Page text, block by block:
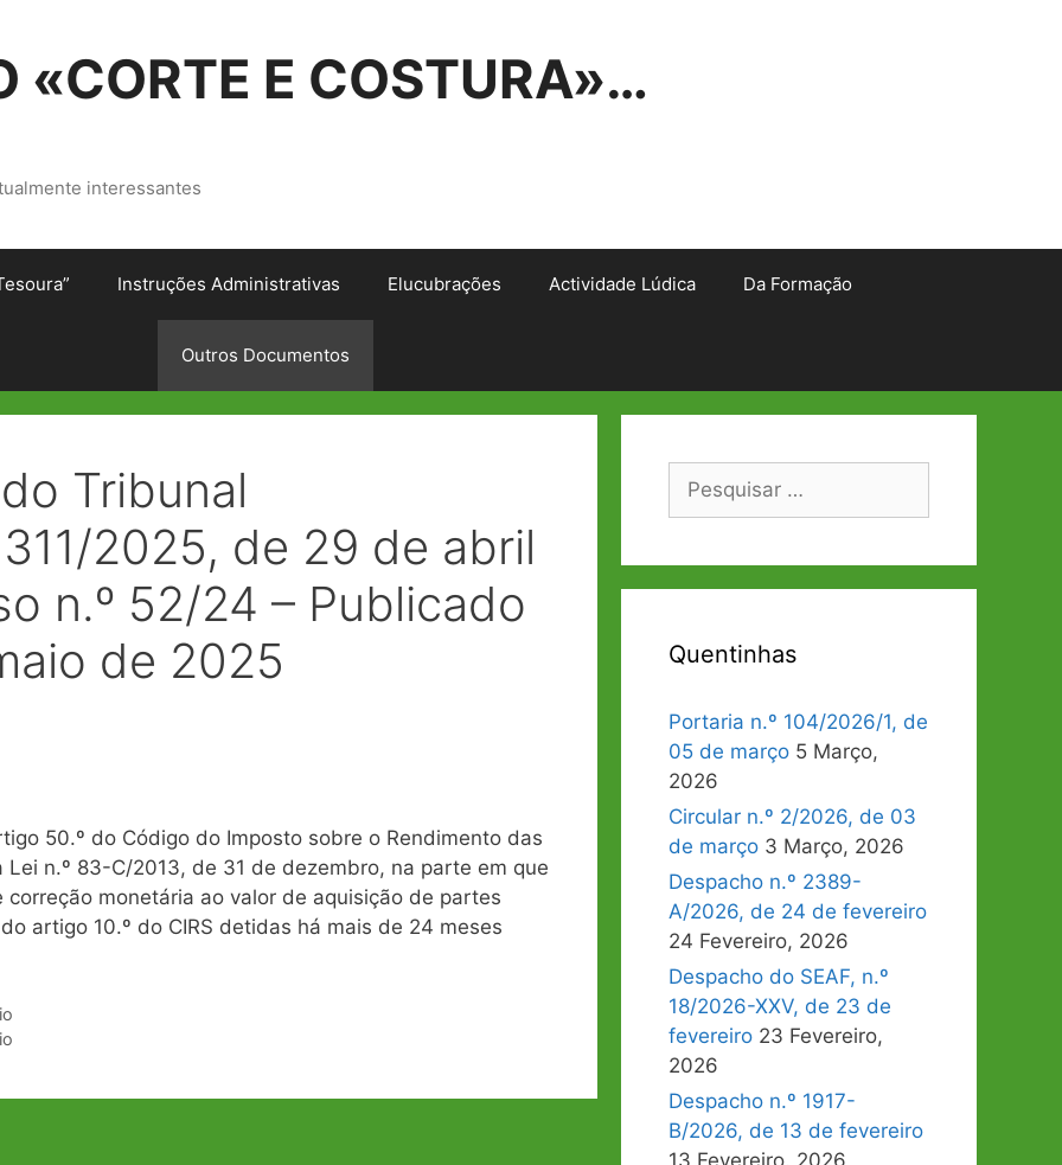
«CORTE E COSTURA»…
interessantes
Instruções Administrativas Elucubrações Actividade Lúdica Da Formação
Outros Documentos
Tribunal
2025, de 29 de abril
n.º 52/24 – Publicado
de 2025
50.º do Código do Imposto sobre o Rendimento das
Lei n.º 83-C/2013, de 31 de dezembro, na parte em que
monetária ao valor de aquisição de partes
artigo 10.º do CIRS detidas há mais de 24 meses
Pesquisar
Quentinhas
Portaria n.º 104/2026/1, de
05 de março 5 Março,
2026
Circular n.º 2/2026, de 03
de março 3 Março, 2026
Despacho n.º 2389-
A/2026, de 24 de fevereiro
24 Fevereiro, 2026
Despacho do SEAF, n.º
18/2026-XXV, de 23 de
fevereiro 23 Fevereiro,
2026
Despacho n.º 1917-
B/2026, de 13 de fevereiro
13 Fevereiro, 2026